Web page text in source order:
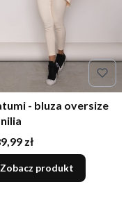
- bluza oversize
zł
Zobacz produkt